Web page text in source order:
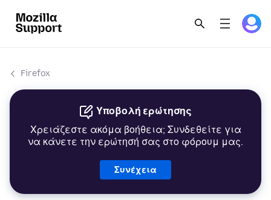
Firefox
Υποβολή ερώτησης
Χρειάζεστε ακόμα βοήθεια; Συνδεθείτε για
να κάνετε την ερώτησή σας στο φόρουμ μας.
Συνέχεια